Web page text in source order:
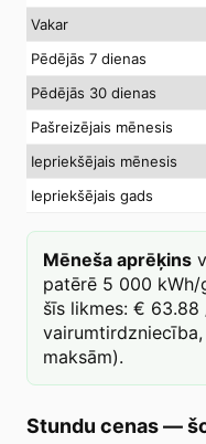
Vakar
Pēdējās 7 dienas
Pēdējās 30 dienas
Pašreizējais mēnesis
Iepriekšējais mēnesis
Iepriekšējais gads
Mēneša aprēķins
patērē 5 000 kWh/
šīs likmes: €
maksām).
Stundu cenas —